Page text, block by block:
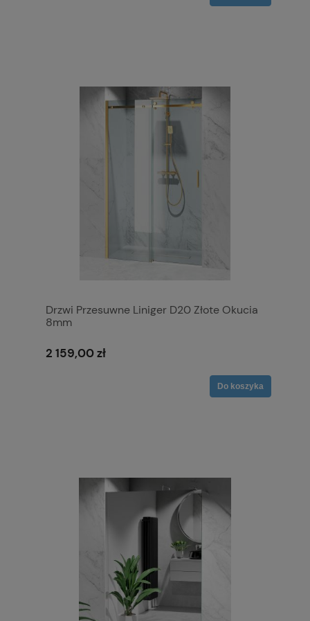
Drzwi Przesuwne Liniger D20 Złote Okucia
8mm
2 159,00 zł
Do koszyka